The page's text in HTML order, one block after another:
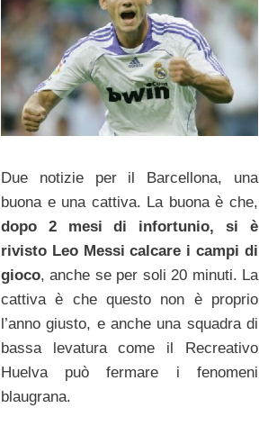
Due notizie per il Barcellona, una
buona e una cattiva. La buona è che,
dopo 2 mesi di infortunio, si è
rivisto Leo Messi calcare i campi di
gioco, anche se per soli 20 minuti. La
cattiva è che questo non è proprio
l’anno giusto, e anche una squadra di
bassa levatura come il Recreativo
Huelva può fermare i fenomeni
blaugrana.